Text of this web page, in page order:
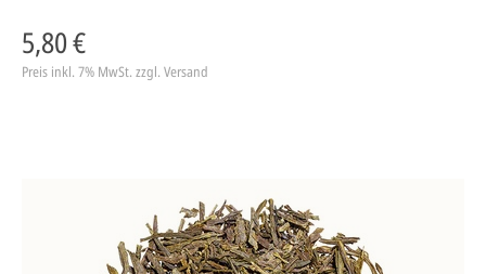
5,80 €
Preis inkl. 7% MwSt. zzgl. Versand